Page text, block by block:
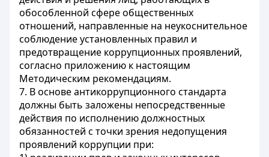
обособленной сфере общественных
отношений, направленные на неукоснительное
соблюдение установленных правил и
предотвращение коррупционных проявлений,
согласно приложению к настоящим
Методическим рекомендациям.
7. В основе антикоррупционного стандарта
должны быть заложены непосредственные
действия по исполнению должностных
обязанностей с точки зрения недопущения
проявлений коррупции при: